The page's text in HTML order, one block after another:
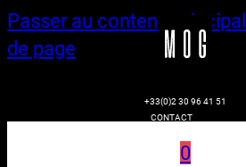
Passer au contenu principal
de page
+33(0)2 30 96 41 51
CONTACT
0